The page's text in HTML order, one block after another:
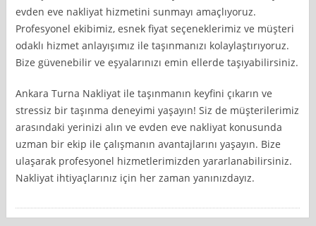
evden eve nakliyat hizmetini sunmayı amaçlıyoruz.
Profesyonel ekibimiz, esnek fiyat seçeneklerimiz ve müşteri
odaklı hizmet anlayışımız ile taşınmanızı kolaylaştırıyoruz.
Bize güvenebilir ve eşyalarınızı emin ellerde taşıyabilirsiniz.
Ankara Turna Nakliyat ile taşınmanın keyfini çıkarın ve
stressiz bir taşınma deneyimi yaşayın! Siz de müşterilerimiz
arasındaki yerinizi alın ve evden eve nakliyat konusunda
uzman bir ekip ile çalışmanın avantajlarını yaşayın. Bize
ulaşarak profesyonel hizmetlerimizden yararlanabilirsiniz.
Nakliyat ihtiyaçlarınız için her zaman yanınızdayız.